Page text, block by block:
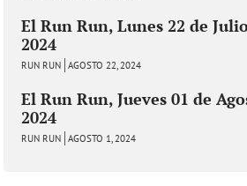
El Run Run, Lunes 22 de
2024
RUN RUN AGOSTO 22, 2024
El Run Run, Jueves 01 de
2024
RUN RUN AGOSTO 1, 2024